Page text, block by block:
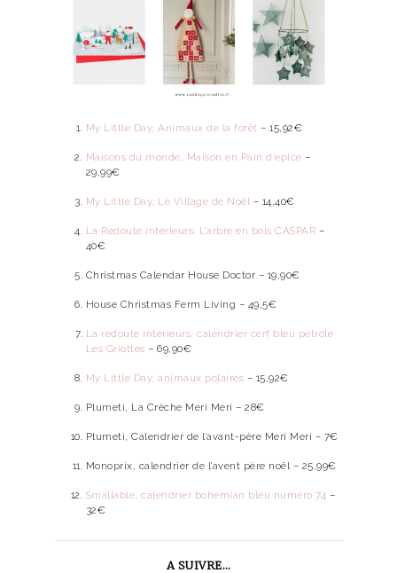
My Little Day, Animaux de la forêt – 15,92€
Maisons du monde, Maison en Pain d’épice –
29,99€
My Little Day, Le Village de Noël – 14,40€
La Redoute intérieurs, L’arbre en bois CASPAR –
40€
Christmas Calendar House Doctor – 19,90€
House Christmas Ferm Living – 49,5€
La redoute intérieurs, calendrier cerf bleu pétrole
Les Griottes – 69,90€
My Little Day, animaux polaires – 15,92€
Plumeti, La Crèche Meri Meri – 28€
Plumeti, Calendrier de l’avant-père Meri Meri – 7€
Monoprix, calendrier de l’avent père noël – 25,99€
Smallable, calendrier bohemian bleu numéro 74 –
32€
A SUIVRE…